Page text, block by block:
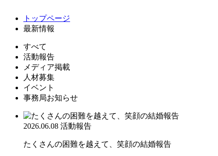
トップページ
最新情報
すべて
活動報告
メディア掲載
人材募集
イベント
事務局お知らせ
2026.06.08 活動報告
たくさんの困難を越えて、笑顔の結婚報告